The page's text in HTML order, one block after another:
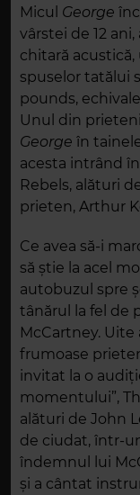
Micul George
vârstei de 12
chitară
spuselor tatălui
pounds,
Unul din
George în
acesta intrând
Rebels, alături
prieten, Arthur
Ce avea să-i
să știe la acel
autobuzul spre
tânărul la fel de
McCartney. Uite
frumoase
invitat la o
momentului”,
alături de John
de ciudat, într-
îndemnul lui
și a cântat